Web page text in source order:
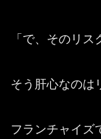
「で、そのリス
そう肝心なのは
フランチャイズ